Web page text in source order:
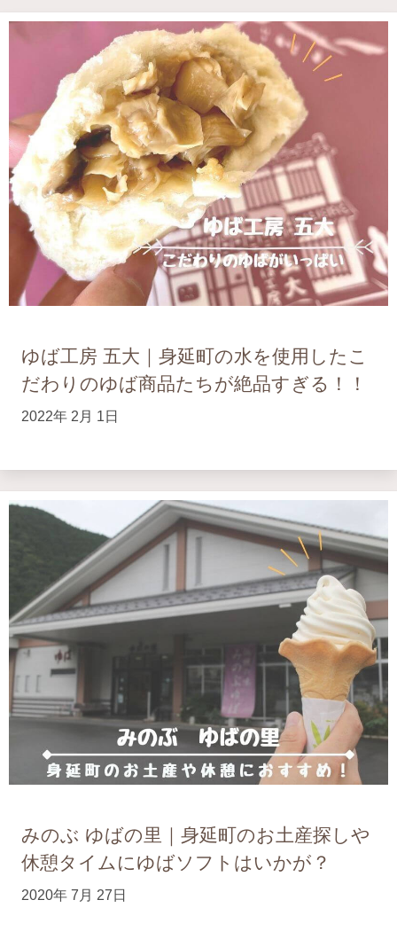
ゆば工房 五大｜身延町の水を使用したこ
だわりのゆば商品たちが絶品すぎる！！
2022年 2月 1日
みのぶ ゆばの里｜身延町のお土産探しや
休憩タイムにゆばソフトはいかが？
2020年 7月 27日